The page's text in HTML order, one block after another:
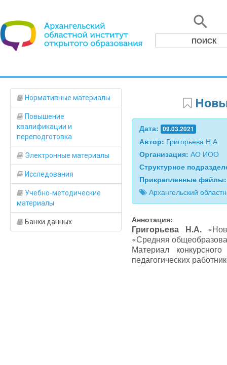
Нормативные материалы
Повышение
квалификации и
переподготовка
Электронные материалы
Исследования
Учебно-методические
материалы
Банки данных
Дата: 09.03.2021
Автор: Григорьева Н А
Организация: АО ИОО
Структурное
Прикрепленные
Архангельский
Аннотация:
Григорьева Н.А.
«Средняя
Материал
педагогических